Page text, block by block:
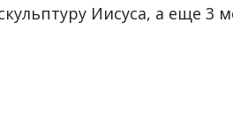
Иисуса, а еще 3